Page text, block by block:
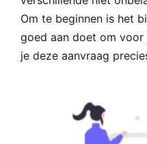
Om te beginnen is het
goed aan doet om
je deze aanvraag